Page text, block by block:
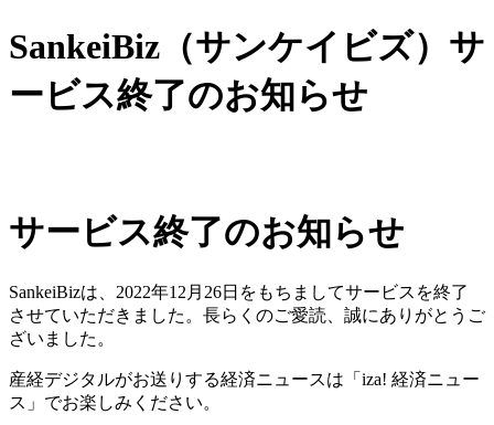
SankeiBiz（サンケイビズ）サ
ービス終了のお知らせ
サービス終了のお知らせ
SankeiBizは、2022年12月26日をもちましてサービスを終了
させていただきました。長らくのご愛読、誠にありがとうご
ざいました。
産経デジタルがお送りする経済ニュースは「iza! 経済ニュー
ス」でお楽しみください。